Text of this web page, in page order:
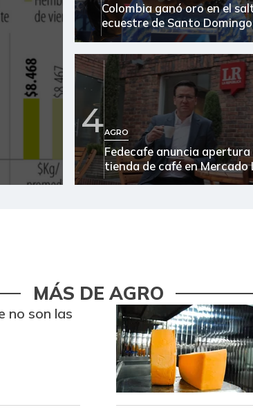
Arroz blanco
Arroz blanco en bulto
Arroz de primera
Arroz paddy verde
Arveja verde
Atún en lata
Azúcar refinada
Bagre rayado entero fresco
Banano criollo
Bocachico criollo fresco
Colombia ganó oro en el
ecuestre de Santo
4AGRO
Fedecafe anuncia apertura
tienda de café en Mercado
MÁS DE AGRO
no son las